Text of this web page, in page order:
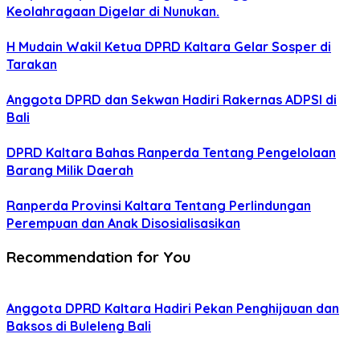
Keolahragaan Digelar di Nunukan.
H Mudain Wakil Ketua DPRD Kaltara Gelar Sosper di
Tarakan
Anggota DPRD dan Sekwan Hadiri Rakernas ADPSI di
Bali
DPRD Kaltara Bahas Ranperda Tentang Pengelolaan
Barang Milik Daerah
Ranperda Provinsi Kaltara Tentang Perlindungan
Perempuan dan Anak Disosialisasikan
Recommendation for You
Anggota DPRD Kaltara Hadiri Pekan Penghijauan dan
Baksos di Buleleng Bali